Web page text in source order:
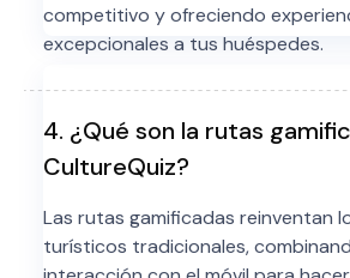
competitivo y ofreciendo
excepcionales a tus huéspedes.
4. ¿Qué son la rutas
CultureQuiz?
Las rutas gamificadas reinventan
turísticos tradicionales,